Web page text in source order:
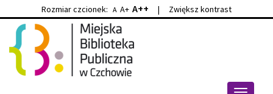
Przejdź
głównej
treści
Przejdź
wyszukiwarki
Rozmiar czcionek: A A+ A++ | Zwiększ kontrast